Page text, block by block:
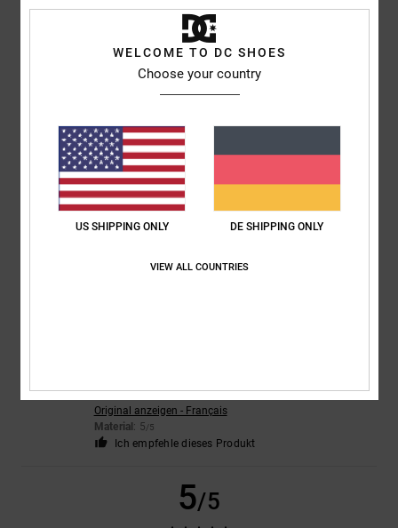
Material: 5/5 Farbe: 5/5
4/5
22. Juli 2026
Schöne Turnschuhe, fallen aber klein aus
Original anzeigen - English
: 5
Genau wie das perfekte Foto
Original anzeigen - Français
Material: 5/5
Ich empfehle dieses Produkt
5/5
WELCOME TO DC SHOES
Choose your country
US SHIPPING ONLY DE SHIPPING ONLY
VIEW ALL COUNTRIES